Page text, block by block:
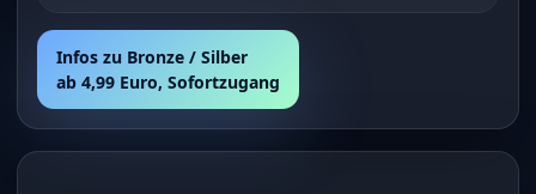
Infos zu Bronze / Silber
ab 4,99 Euro, Sofortzugang